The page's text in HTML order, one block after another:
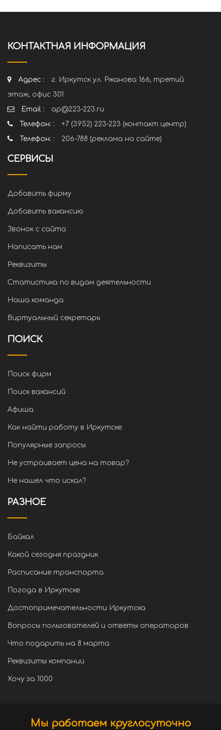
КОНТАКТНАЯ ИНФОРМАЦИЯ
Адрес :
г. Иркутск ул. Ржанова 166, третий
этаж, офис 301
Email :
ap@223-223.ru
Телефон: :
+7 (3952) 223-223 (контакт центр)
Телефон: :
206-788 (реклама на сайте)
СЕРВИСЫ
Добавить фирму
Добавить вакансию
Звонок с сайта
Написать нам
Реквизиты
Статистика по видам деятельности
Наша команда
Виртуальный секретарь
ПОИСК
Поиск фирм
Поиск вакансий
Афиша
Как найти работу в Иркутске
Популярные запросы
Не устраивает цена на товар?
Не нашел что искал?
РАЗНОЕ
Байкал
Какой сегодня праздник
Расписание транспорта
Погода в Иркутске
Достопримечательности Иркутска
Вопросы пользователей и ответы операторов
Что подарить на 8 марта
Реквизиты компании
Хочу за 1000
Мы работаем круглосуточно